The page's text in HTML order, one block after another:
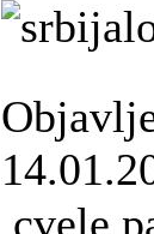
cvele